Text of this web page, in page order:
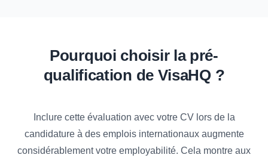
Pourquoi choisir la pré-
qualification de VisaHQ ?
Inclure cette évaluation avec votre CV lors de la
candidature à des emplois internationaux augmente
considérablement votre employabilité. Cela montre aux